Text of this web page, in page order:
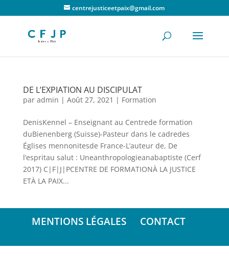
centrejusticeetpaix@gmail.com
DE L’EXPIATION AU DISCIPULAT
par admin | Août 27, 2021 | Formation
DenisKennel – Enseignant au Centrede formation
duBienenberg (Suisse)-Pasteur dans le cadredes
Églises mennonitesde France-L’auteur de, De
l’espritau salut : Uneanthropologieanabaptiste (Cerf
2017) C|F|J|PCENTRE DE FORMATIONÀ LA JUSTICE
ETÀ LA PAIX...
MENTIONS LÉGALES CONTACT